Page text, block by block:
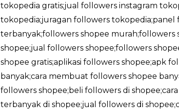
tokopedia gratis;jual followers instagram
tokopedia;juragan followers
terbanyak;followers shopee murah;followers
shopee;jual followers shopee;followers
shopee gratis;aplikasi followers shopee;apk
banyak;cara membuat followers shopee
followers shopee;beli followers di
terbanyak di shopee;jual followers di